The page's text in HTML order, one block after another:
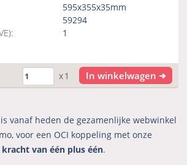
595x355x35mm
59294
1
x1 In winkelwagen
vanaf heden de gezamenlijke webwinkel
voor een OCI koppeling met onze
kracht van één plus één.